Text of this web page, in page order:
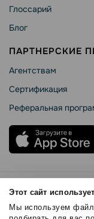
Этот сайт
Мы используем
Глоссарий
Блог
ПАРТНЕРСКИЕ
Агентствам
Сертификация
Реферальная
Правила
Безопасность